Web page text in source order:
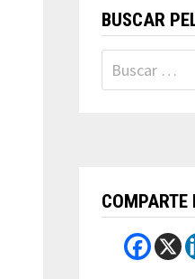
BUSCAR
Buscar:
COMPARTE